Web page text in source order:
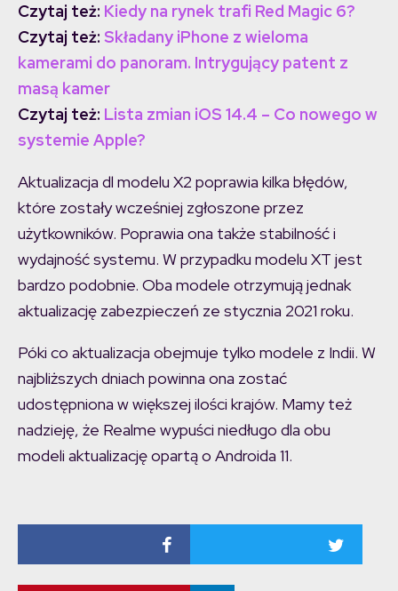
Czytaj też: Kiedy na rynek trafi Red Magic 6?
Czytaj też: Składany iPhone z wieloma
kamerami do panoram. Intrygujący patent z
masą kamer
Czytaj też: Lista zmian iOS 14.4 – Co nowego w
systemie Apple?
Aktualizacja dl modelu X2 poprawia kilka błędów,
które zostały wcześniej zgłoszone przez
użytkowników. Poprawia ona także stabilność i
wydajność systemu. W przypadku modelu XT jest
bardzo podobnie. Oba modele otrzymują jednak
aktualizację zabezpieczeń ze stycznia 2021 roku.
Póki co aktualizacja obejmuje tylko modele z Indii. W
najbliższych dniach powinna ona zostać
udostępniona w większej ilości krajów. Mamy też
nadzieję, że Realme wypuści niedługo dla obu
modeli aktualizację opartą o Androida 11.